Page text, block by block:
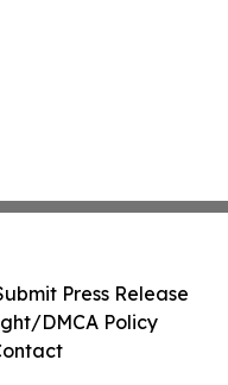
Press Release
DMCA Policy